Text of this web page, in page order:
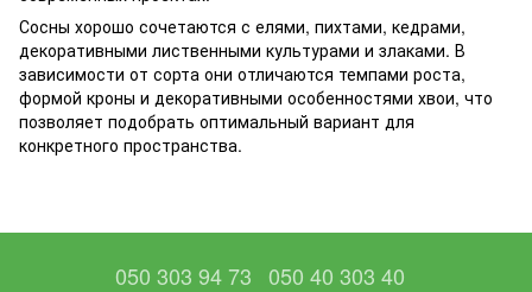
Сосны хорошо сочетаются с елями, пихтами, кедрами,
декоративными лиственными культурами и злаками. В
зависимости от сорта они отличаются темпами роста,
формой кроны и декоративными особенностями хвои, что
позволяет подобрать оптимальный вариант для
конкретного пространства.
050 303 94 73 050 40 303 40